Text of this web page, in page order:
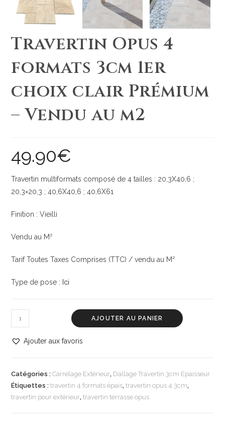
Travertin Opus 4
formats 3cm 1er
choix clair Prémium
– Vendu au m2
49.90€
Travertin multiformats composé de 4 tailles : 20,3X40,6 ;
20,3×20,3 ; 40,6X40,6 ; 40,6X61
Finition : Vieilli
Vendu au M²
Tarif Toutes Taxes Comprises (TTC) / vendu au M²
Type de pose : Ici
AJOUTER AU PANIER
Ajouter aux favoris
Catégories :Carrelage Extérieur, Dallage Travertin 3cm Epaisseur
Étiquettes :travertin 4 formats épais,travertin opus 4 3cm,
travertin pour extérieur,travertin terrasse opus